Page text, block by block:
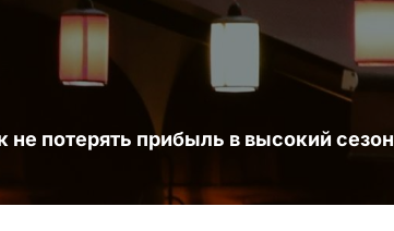
не потерять прибыль в высокий сезон